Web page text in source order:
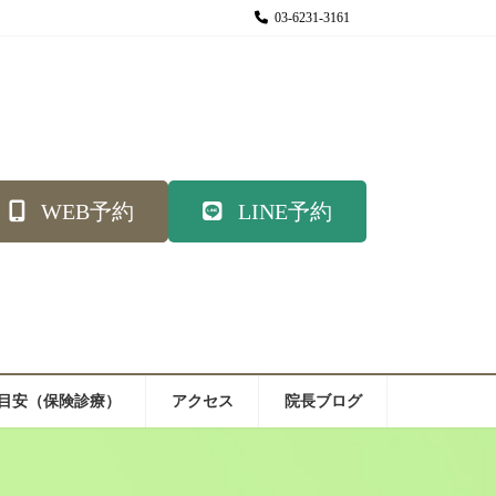
03-6231-3161
WEB予約 LINE予約
安（保険診療） アクセス 院長ブログ